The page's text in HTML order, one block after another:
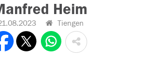
Heim
Tiengen